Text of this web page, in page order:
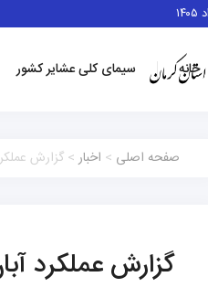
خانه سیمای کلی عشایر کشور
صفحه اصلی > اخبار> گزارش
گزارش عملکرد